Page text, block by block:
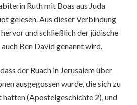
Ruth mit Boas aus Juda
gelesen. Aus dieser Verbindung
und schließlich der jüdische
Ben David genannt wird.
der Ruach in Jerusalem über
ausgegossen wurde, die sich zu
(Apostelgeschichte 2), und